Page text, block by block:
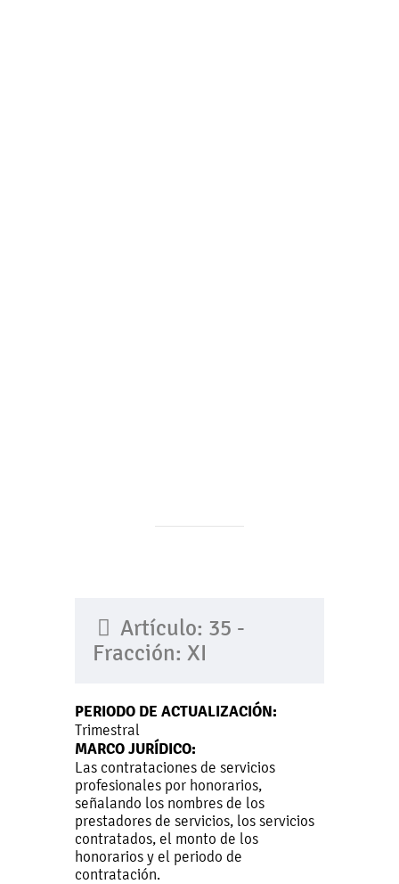
Artículo: 35 -
Fracción: XI
PERIODO DE ACTUALIZACIÓN:
Trimestral
MARCO JURÍDICO:
Las contrataciones de servicios
profesionales por honorarios,
señalando los nombres de los
prestadores de servicios, los servicios
contratados, el monto de los
honorarios y el periodo de
contratación.